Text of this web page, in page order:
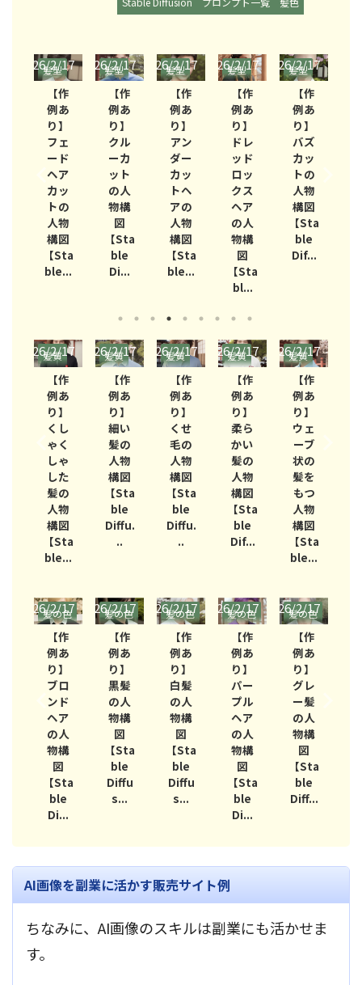
髪型
2026/2/17
【作
例あ
り】
フェ
ード
ヘア
カッ
トの
人物
構図
【Sta
ble...
髪型
2026/2/17
【作
例あ
り】
クル
ーカ
ット
の人
物構
図
【Sta
ble
Di...
髪型
2026/2/17
【作
例あ
り】
アン
ダー
カッ
トヘ
アの
人物
構図
【Sta
ble...
髪型
2026/2/17
【作
例あ
り】
ドレ
ッド
ロッ
クス
ヘア
の人
物構
図
【Sta
bl...
髪型
2026/2/17
【作
例あ
り】
バズ
カッ
トの
人物
構図
【Sta
ble
Dif...
2026/
髪質
2026/2/17
【作
例あ
り】
くし
ゃく
しゃ
した
髪の
人物
構図
【Sta
ble...
髪質
2026/2/17
【作
例あ
り】
細い
髪の
人物
構図
【Sta
ble
Diffu.
..
髪質
2026/2/17
【作
例あ
り】
くせ
毛の
人物
構図
【Sta
ble
Diffu.
..
髪質
2026/2/17
【作
例あ
り】
柔ら
かい
髪の
人物
構図
【Sta
ble
Dif...
髪質
2026/2/17
【作
例あ
り】
ウェ
ーブ
状の
髪を
もつ
人物
構図
【Sta
ble...
2026/
髪の色
2026/2/17
【作
例あ
り】
ブロ
ンド
ヘア
の人
物構
図
【Sta
ble
Di...
髪の色
2026/2/17
【作
例あ
り】
黒髪
の人
物構
図
【Sta
ble
Diffu
s...
髪の色
2026/2/17
【作
例あ
り】
白髪
の人
物構
図
【Sta
ble
Diffu
s...
髪の色
2026/2/17
【作
例あ
り】
パー
プル
ヘア
の人
物構
図
【Sta
ble
Di...
髪の色
2026/2/17
【作
例あ
り】
グレ
ー髪
の人
物構
図
【Sta
ble
Diff...
2026/
AI画像を副業に活かす販売サイト例
ちなみに、AI画像のスキルは副業にも活かせま
す。